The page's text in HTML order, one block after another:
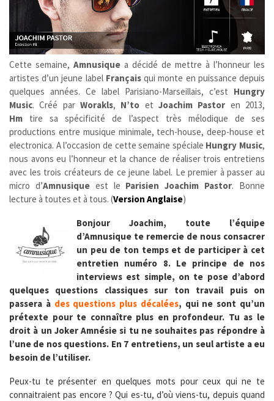
Cette semaine, Amnusique a décidé de mettre à l’honneur les
artistes d’un jeune label Françaisqui monte en puissance depuis
quelques années. Ce label Parisiano-Marseillais, c’est Hungry
Music. Créé par Worakls, N’to etJoachim Pastor en 2013,
Hm tire sa spécificité de l’aspect très mélodique de ses
productions entre musique minimale, tech-house, deep-house et
electronica. A l’occasion de cette semaine spéciale Hungry Music,
nous avons eu l’honneur et la chance de réaliser trois entretiens
avec les trois créateurs de ce jeune label. Le premier à passer au
micro d’Amnusiqueest le Parisien Joachim Pastor. Bonne
lecture à toutes et à tous. (Version Anglaise)
Bonjour Joachim, toute l’équipe
d’Amnusique te remercie de nous consacrer
un peu de ton temps et de participer à cet
entretien numéro 8. Le principe de nos
interviews est simple, on te pose d’abord
quelques questions classiques sur ton travail puis on
passera à des questions plus décalées, qui ne sont qu’un
prétexte pour te connaître plus en profondeur. Tu as le
droit à un Joker Amnésie si tu ne souhaites pas répondre à
l’une de nos questions. En 7 entretiens, un seul artiste a eu
besoin de l’utiliser.
Peux-tu te présenter en quelques mots pour ceux qui ne te
connaitraient pas encore ? Qui es-tu, d’où viens-tu, depuis quand